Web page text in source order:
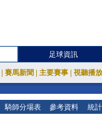
足球資訊
賽馬新聞 主要賽事 視聽播
騎師分場表 參考資料 統